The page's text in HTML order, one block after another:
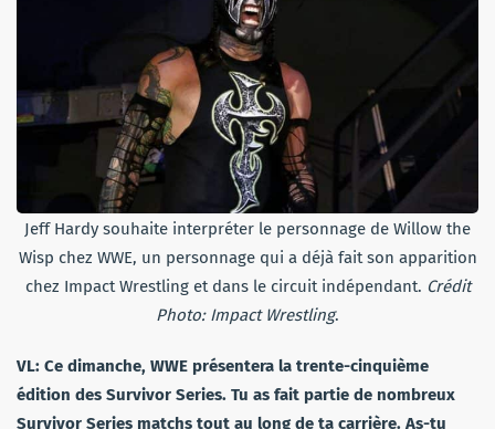
Jeff Hardy souhaite interpréter le personnage de Willow the
Wisp chez WWE, un personnage qui a déjà fait son apparition
chez Impact Wrestling et dans le circuit indépendant. Crédit
Photo: Impact Wrestling.
VL: Ce dimanche, WWE présentera la trente-cinquième
édition des Survivor Series. Tu as fait partie de nombreux
Survivor Series matchs tout au long de ta carrière. As-tu